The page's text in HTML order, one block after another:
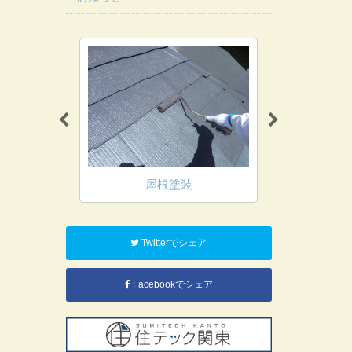
屋根塗装
Twitterでシェア
Facebookでシェア